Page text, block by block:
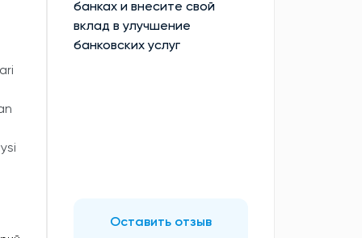
банках и внесите свой
вклад в улучшение
банковских услуг
Оставить отзыв